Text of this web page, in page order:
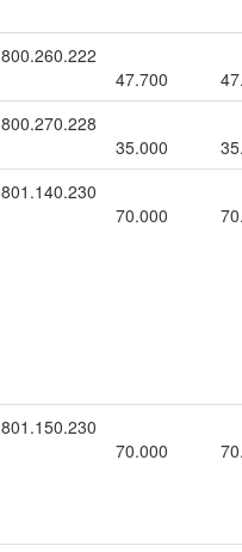
800.260.222
47.700
800.270.228
35.000
801.140.230
70.000
801.150.230
70.000